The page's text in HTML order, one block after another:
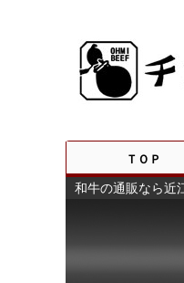
ＴＯＰ
和牛の通販なら近